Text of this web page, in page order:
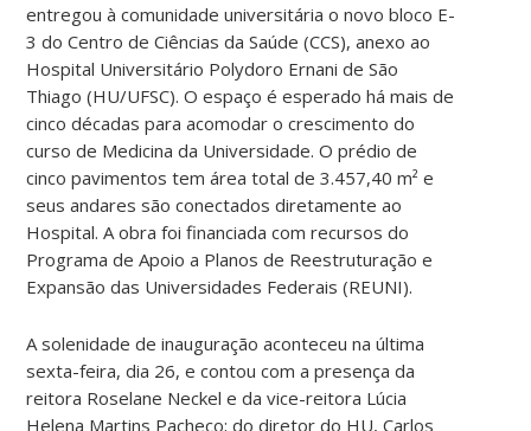
entregou à comunidade universitária o novo bloco E-
3 do Centro de Ciências da Saúde (CCS), anexo ao
Hospital Universitário Polydoro Ernani de São
Thiago (HU/UFSC). O espaço é esperado há mais de
cinco décadas para acomodar o crescimento do
curso de Medicina da Universidade. O prédio de
cinco pavimentos tem área total de 3.457,40 m² e
seus andares são conectados diretamente ao
Hospital. A obra foi financiada com recursos do
Programa de Apoio a Planos de Reestruturação e
Expansão das Universidades Federais (REUNI).
A solenidade de inauguração aconteceu na última
sexta-feira, dia 26, e contou com a presença da
reitora Roselane Neckel e da vice-reitora Lúcia
Helena Martins Pacheco; do diretor do HU, Carlos